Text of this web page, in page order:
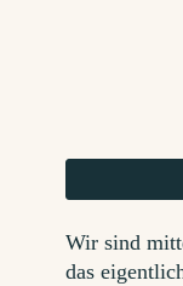
Wir sind
das